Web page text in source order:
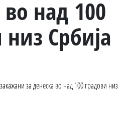
над 100
Србија